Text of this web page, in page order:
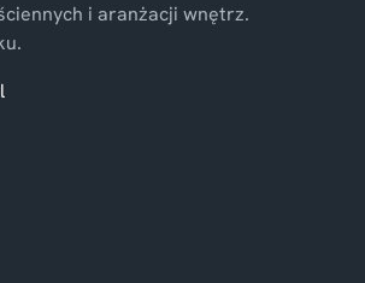
i aranżacji wnętrz.